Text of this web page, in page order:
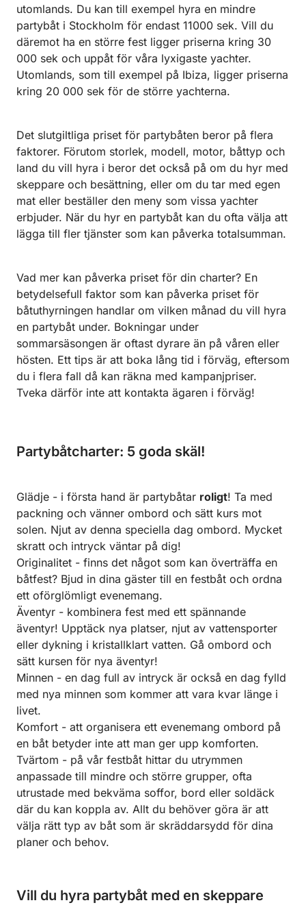
utomlands. Du kan till exempel hyra en mindre
partybåt i Stockholm för endast 11000 sek. Vill du
däremot ha en större fest ligger priserna kring 30
000 sek och uppåt för våra lyxigaste yachter.
Utomlands, som till exempel på Ibiza, ligger priserna
kring 20 000 sek för de större yachterna.
Det slutgiltliga priset för partybåten beror på flera
faktorer. Förutom storlek, modell, motor, båttyp och
land du vill hyra i beror det också på om du hyr med
skeppare och besättning, eller om du tar med egen
mat eller beställer den meny som vissa yachter
erbjuder. När du hyr en partybåt kan du ofta välja att
lägga till fler tjänster som kan påverka totalsumman.
Vad mer kan påverka priset för din charter? En
betydelsefull faktor som kan påverka priset för
båtuthyrningen handlar om vilken månad du vill hyra
en partybåt under. Bokningar under
sommarsäsongen är oftast dyrare än på våren eller
hösten. Ett tips är att boka lång tid i förväg, eftersom
du i flera fall då kan räkna med kampanjpriser.
Tveka därför inte att kontakta ägaren i förväg!
Partybåtcharter: 5 goda skäl!
Glädje - i första hand är partybåtar roligt! Ta med
packning och vänner ombord och sätt kurs mot
solen. Njut av denna speciella dag ombord. Mycket
skratt och intryck väntar på dig!
Originalitet - finns det något som kan överträffa en
båtfest? Bjud in dina gäster till en festbåt och ordna
ett oförglömligt evenemang.
Äventyr - kombinera fest med ett spännande
äventyr! Upptäck nya platser, njut av vattensporter
eller dykning i kristallklart vatten. Gå ombord och
sätt kursen för nya äventyr!
Minnen - en dag full av intryck är också en dag fylld
med nya minnen som kommer att vara kvar länge i
livet.
Komfort - att organisera ett evenemang ombord på
en båt betyder inte att man ger upp komforten.
Tvärtom - på vår festbåt hittar du utrymmen
anpassade till mindre och större grupper, ofta
utrustade med bekväma soffor, bord eller soldäck
där du kan koppla av. Allt du behöver göra är att
välja rätt typ av båt som är skräddarsydd för dina
planer och behov.
Vill du hyra partybåt med en skeppare